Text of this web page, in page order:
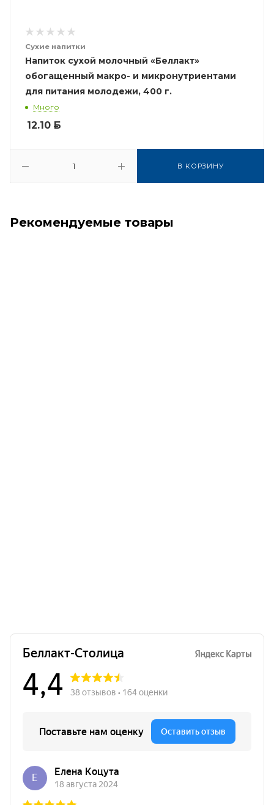
Сухие напитки
Напиток сухой молочный «Беллакт»
обогащенный макро- и микронутриентами
для питания молодежи, 400 г.
Много
12.10 Б
В КОРЗИНУ
Рекомендуемые товары